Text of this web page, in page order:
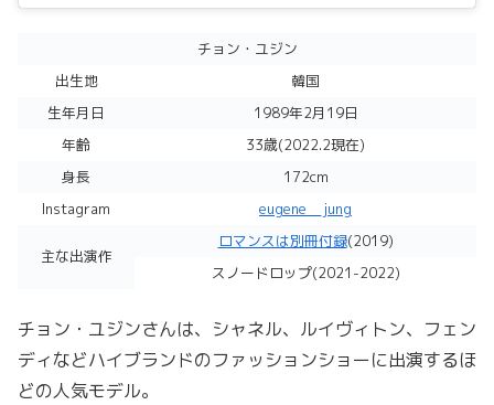
チョン・ユジン
出生地
韓国
生年月日
1989年2月19日
年齢
33歳(2022.2現在)
身長
172cm
Instagram
eugene__jung
主な出演作
ロマンスは別冊付録(2019)
スノードロップ(2021-2022)
チョン・ユジンさんは、シャネル、ルイヴィトン、フェン
ディなどハイブランドのファッションショーに出演するほ
どの人気モデル。